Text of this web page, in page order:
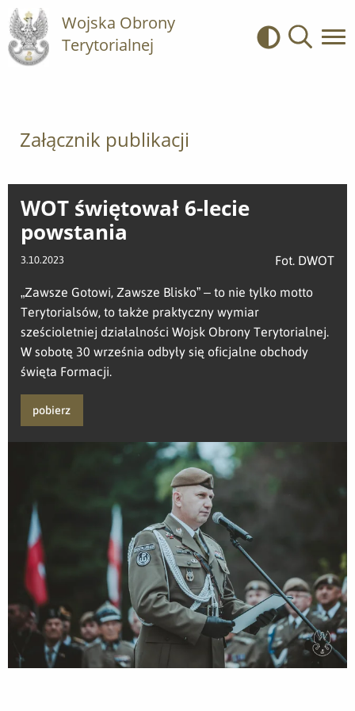
Wojska Obrony
Terytorialnej
Kontrast
Załącznik publikacji
WOT świętował 6-lecie
powstania
3.10.2023 Fot. DWOT
„Zawsze Gotowi, Zawsze Blisko” – to nie tylko motto
Terytorialsów, to także praktyczny wymiar
sześcioletniej działalności Wojsk Obrony Terytorialnej.
W sobotę 30 września odbyły się oficjalne obchody
święta Formacji.
pobierz